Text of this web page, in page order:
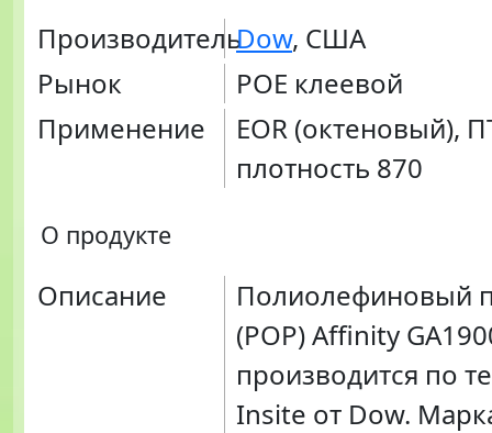
ПроизводительDow, США
Рынок
POE клеевой
Применение
EOR (октеновый),
плотность 870
О продукте
Описание
Полиолефиновый
(POP) Affinity
производится по
Insite от Dow.